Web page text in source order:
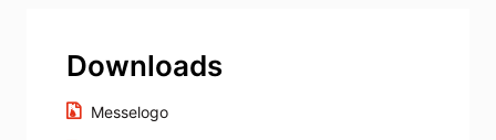
Downloads
Messelogo